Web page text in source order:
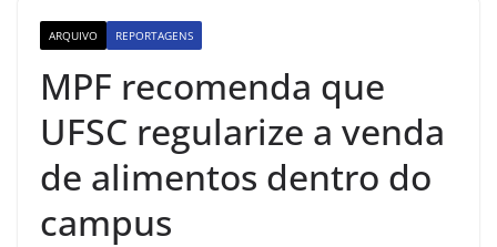
ARQUIVO REPORTAGENS
MPF recomenda que
UFSC regularize a venda
de alimentos dentro do
campus